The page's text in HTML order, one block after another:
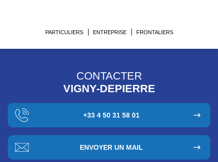
PARTICULIERS ENTREPRISE FRONTALIERS
CONTACTER
VIGNY-DEPIERRE
+33 4 50 31 58 01
ENVOYER UN MAIL